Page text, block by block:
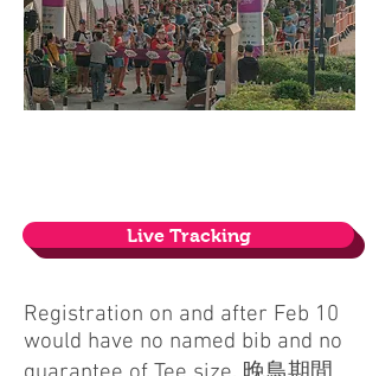
Live Tracking
Registration on and after Feb 10
would have no named bib and no